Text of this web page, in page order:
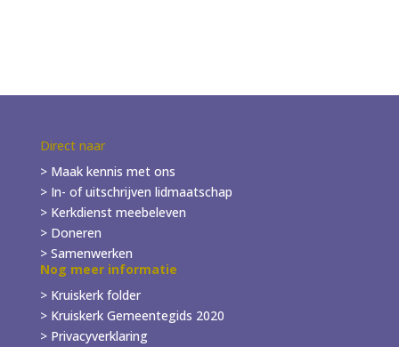
Direct naar
> Maak kennis met ons
> In- ofuitschrijven lidmaatschap
> Kerkdienst meebeleven
> Doneren
> Samenwerken
Nog meer informatie
> Kruiskerk folder
>Kruiskerk Gemeentegids 2020
> Privacyverklaring